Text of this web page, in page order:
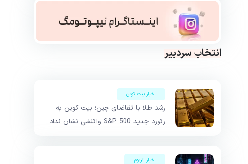
انتخاب سردبیر
اخبار بیت کوین
رشد طلا با تقاضای چین؛ بیت کوین به
رکورد جدید S&P 500 واکنشی نشان نداد
اخبار اتریوم